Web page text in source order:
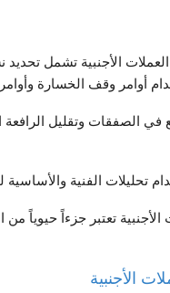
العملات الأجنبية تشمل
أوامر وقف الخسارة وأوامر
في الصفقات وتقليل
تحليلات الفنية والأساسية
الأجنبية تعتبر جزءاً حيوياً
الأجنبية